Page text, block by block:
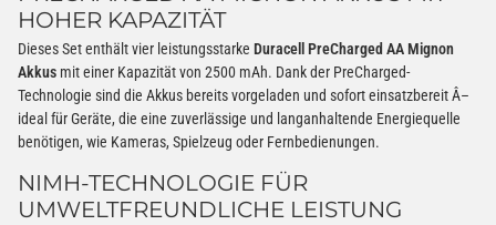
HOHER KAPAZITÄT
Dieses Set enthält vier leistungsstarke Duracell PreCharged AA Mignon
Akkus mit einer Kapazität von 2500 mAh. Dank der PreCharged-
Technologie sind die Akkus bereits vorgeladen und sofort einsatzbereit Â–
ideal für Geräte, die eine zuverlässige und langanhaltende Energiequelle
benötigen, wie Kameras, Spielzeug oder Fernbedienungen.
NIMH-TECHNOLOGIE FÜR
UMWELTFREUNDLICHE LEISTUNG